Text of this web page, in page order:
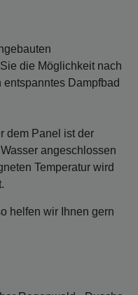
die Möglichkeit nach
Dampfbad
dem Panel ist der
angeschlossen
Temperatur wird
helfen wir Ihnen gern